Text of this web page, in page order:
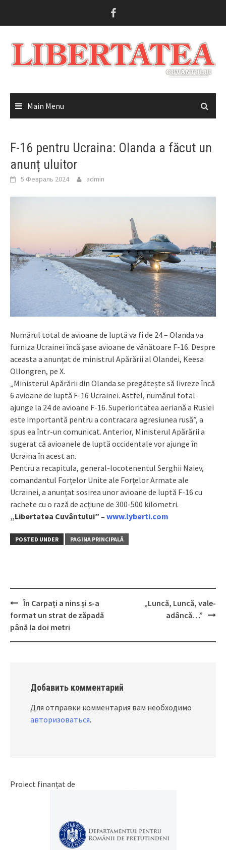
Main Menu
F-16 pentru Ucraina: Olanda a făcut un
anunț uluitor
5 Февраль 2024 admin
Numărul total de avioane de luptă va fi de 24 – Olanda va
furniza Ucrainei încă șase avioane de vânătoare F-16. Despre
aceasta a anunțat de ministrul Apărării al Olandei, Keesa
Ollongren, pe X.
„Ministerul Apărării din Olanda se pregătește să livreze încă
6 avioane de luptă F-16 Ucrainei. Astfel, numărul total
ajunge la 24 de avioane F-16. Superioritatea aeriană a Rusiei
este importantă pentru a contracara agresiunea rusă”, a
spus ea într-un comunicat. Anterior, Ministerul Apărării a
sugerat că avioanele de luptă occidentale vor ajunge în
Ucraina în acest an.
Pentru a recapitula, general-locotenentul Serghii Naiev,
comandantul Forțelor Unite ale Forțelor Armate ale
Ucrainei, a anunțat sosirea unor avioane de luptă F-16 cu
rachete cu o rază de acțiune de 300-500 kilometri.
„Libertatea Cuvântului” – www.lyberti.com
POSTED UNDER PAGINA PRINCIPALĂ
Post
navigation
În Carpați a nins și s-a
format un strat de zăpadă
până la doi metri
„Luncă, Luncă, vale-
adâncă…”
Добавить комментарий
Для отправки комментария вам необходимо
авторизоваться.
Proiect finanțat de